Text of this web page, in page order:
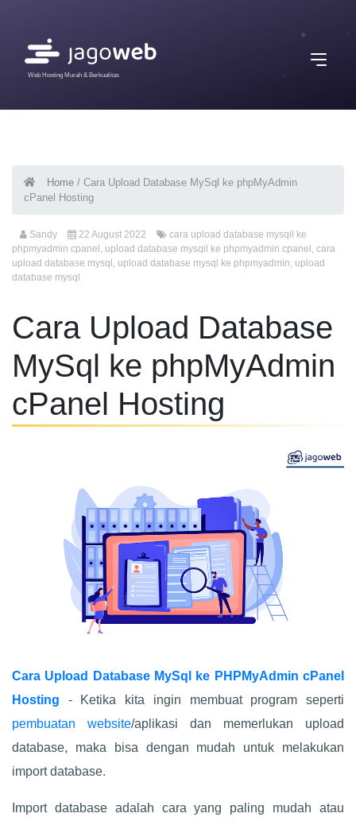
Web Hosting Murah & Berkualitas
Home / Cara Upload Database MySql ke phpMyAdmin
cPanel Hosting
Sandy 22 August 2022
cara upload database mysqil ke
phpmyadmin cpanel , upload database mysqil ke phpmyadmin cpanel , cara
upload database mysql , upload database mysql ke phpmyadmin, upload
database mysql
Cara Upload Database
MySql ke phpMyAdmin
cPanel Hosting
Cara Upload Database MySql ke PHPMyAdmin cPanel
Hosting - Ketika kita ingin membuat program seperti
pembuatan website/aplikasi dan memerlukan upload
database, maka bisa dengan mudah untuk melakukan
import database.
Import database adalah cara yang paling mudah atau